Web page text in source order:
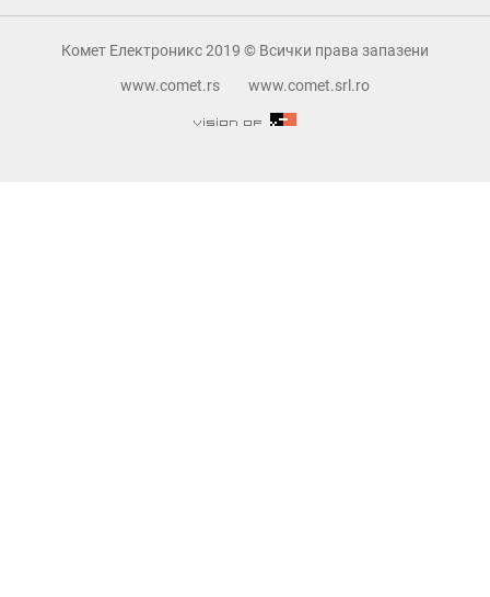
Комет Електроникс 2019 © Всички права запазени
www.comet.rs
www.comet.srl.ro